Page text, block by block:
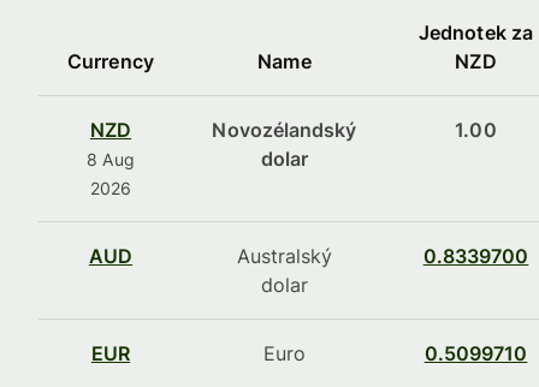
Currency Name
Jednotek za
NZD
NZD
8 Aug
2026
Novozélandský
dolar
1.00
AUD
Australský
dolar
0.8339700
EUR Euro 0.5099710